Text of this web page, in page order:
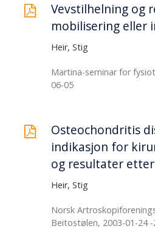
Vevstilhelning og
mobilisering eller
Heir, Stig
Martina-seminar for
06-05
Osteochondritis
indikasjon for
og resultater
Heir, Stig
Norsk
Beitostølen, 2003-01-24